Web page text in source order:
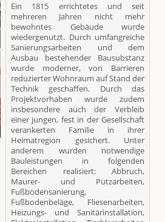
Ein 1815 errichtetes und seit
mehreren Jahren nicht mehr
bewohntes Gebäude wurde
wiedergenutzt. Durch umfangreiche
Sanierungsarbeiten und dem
Ausbau bestehender Bausubstanz
wurde moderner, von Barrieren
reduzierter Wohnraum auf Stand der
Technik geschaffen. Durch das
Projektvorhaben wurde zudem
insbesondere auch der Verbleib
einer jungen, fest in der Gesellschaft
verankerten Familie in ihrer
Heimatregion gesichert. Unter
anderem wurden notwendige
Bauleistungen in folgenden
Bereichen realisiert: Abbruch,
Maurer- und Putzarbeiten,
Fußbodensanierung,
Fußbodenbeläge, Fliesenarbeiten,
Heizungs- und Sanitärinstallation,